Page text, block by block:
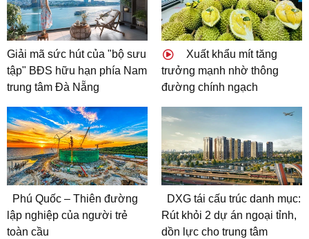
Giải mã sức hút của "bộ sưu
tập" BĐS hữu hạn phía Nam
trung tâm Đà Nẵng
Xuất khẩu mít tăng
trưởng mạnh nhờ thông
đường chính ngạch
Phú Quốc – Thiên đường
lập nghiệp của người trẻ
toàn cầu
DXG tái cấu trúc danh mục:
Rút khỏi 2 dự án ngoại tỉnh,
dồn lực cho trung tâm